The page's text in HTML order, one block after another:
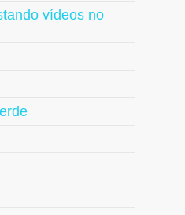
vídeos no